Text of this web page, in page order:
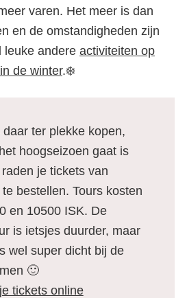
varen. Het meer is dan
en de omstandigheden zijn
leuke andere activiteiten op
de winter.❄️
ter plekke kopen,
hoogseizoen gaat is
je tickets van
bestellen. Tours kosten
en 10500 ISK. De
is ietsjes duurder, maar
wel super dicht bij de
🙂
tickets online